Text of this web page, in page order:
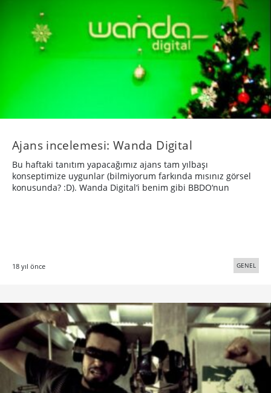
Ajans incelemesi: Wanda Digital
Bu haftaki tanıtım yapacağımız ajans tam yılbaşı
konseptimize uygunlar (bilmiyorum farkında mısınız görsel
konusunda? :D). Wanda Digital‘i benim gibi BBDO‘nun
18 yıl önce GENEL